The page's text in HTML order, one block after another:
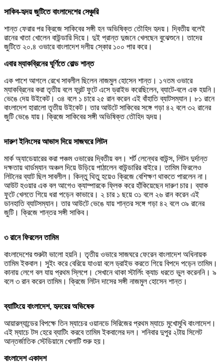
সাকিব-হৃদয় জুটিতে বাংলাদেশের সেঞ্চুরি
শান্ত ফেরার পর ক্রিজে সাকিবের সঙ্গী হন অভিষিক্ত তৌহিদ হৃদয়। দ্বিতীয় বলেই
রানের খাতা খোলেন বাউন্ডারি দিয়ে। দুই প্রান্ত দুজনে খেলছেন বুঝেশুনে। তাদের
জুটিতে ২০.৪ ওভারে বাংলাদেশ দলীয় স্কোর ১০০ পার করে।
এবার ম্যাকব্রিনের ঘূর্ণিতে বোল্ড শান্ত
এক পাশে আগলে রেখে সাবলীল ছিলেন নাজমুল হোসেন শান্ত। ১৭তম ওভারে
ম্যাকব্রিনের করা তৃতীয় বলে ফ্রন্ট ফুটে এসে ড্রাইভ করেছিলেন, ব্যাটে-বলে এক হয়নি।
ভেঙে দেয় উইকেট। ৩৪ বলে ১ চারে ২৫ রান করেন এই বাঁহাতি ব্যাটসম্যান। ৮১ রানে
বাংলাদেশ হারালো তৃতীয় উইকেট। তার আউটে সাকিবের সঙ্গে গড়া ৪২ বলে ৩২ রানের
জুটি ভেঙে যায়। ক্রিজে সাকিবের সঙ্গী অভিষিক্ত তৌহিদ হৃদয়।
দারুণ ইনিংসের আভাস দিয়ে সাজঘরে লিটন
মার্ক অ্যাডেয়ারের করা পঞ্চম ওভারের দ্বিতীয় বল। শর্ট লেন্থের বাউন্স, লিটন দুর্দান্ত
দক্ষতায় থার্ডম্যান অঞ্চল দিয়ে উড়িয়ে পাঠালেন বাউন্ডারির বাইরে। তামিম ফিরলেও
লিটনের ব্যাট ছিল সাবলীল। কিন্তু থিতু হয়েও ক্রিজে বেশিক্ষণ থাকতে পারলেন না।
আউট হওয়ার এক বল আগেও ক্যাম্পারকে ফ্লিক করে হাঁকিয়েছেন দারুণ চার। ব্যাক
ফুটে খেলতে গিয়ে ধরা পড়েন কাভারে। ২ চার ১ ছয়ে ৩১ বলে ২৬ রান করেন এই
ডানহাতি ব্যাটসম্যান। তার আউটে ভেঙে যায় শান্তর সঙ্গে গড়া ৪২ বলে ৩৯ রানের
জুটি। ক্রিজে শান্তর সঙ্গী সাকিব।
৩ রানে ফিরলেন তামিম
বাংলাদেশের শুরুটা ভালো হয়নি। তৃতীয় ওভারে সাজঘরে ফেরেন বাংলাদেশ অধিনায়ক
তামিম ইকবাল। সুইং করে বেরিয়ে যাওয়া বলে ড্রাইভ করতে গিয়ে বিপদে পড়েন তামিম।
কানায় লেগে বল যায় প্রথম স্লিপে। সেখানে থাকা স্টার্লিং ক্যাচ ধরতে ভুল করেননি। ৯
বলে ৩ রান করেন তামিম। ক্রিজে লিটন দাসের সঙ্গী নাজমুল হোসেন শান্ত।
ব্যাটিংয়ে বাংলাদেশ, হৃদয়ের অভিষেক
আয়ারল্যান্ডের বিপক্ষে তিন ম্যাচের ওয়ানডে সিরিজের প্রথম ম্যাচে মুখোমুখি বাংলাদেশ।
এই ম্যাচে টস হেরে ব্যাটিং করবে তামিম ইকবালের দল। শনিবার দুপুর ২টায় সিলেট
আন্তর্জাতিক স্টেডিয়ামে খেলাটি শুরু হয়।
বাংলাদেশ একাদশ